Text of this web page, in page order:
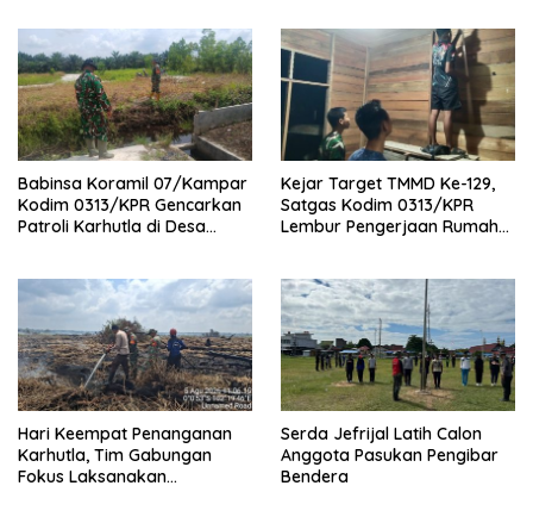
Terap
Desa
Babinsa Koramil 07/Kampar
Kodim 0313/KPR Gencarkan
Patroli Karhutla di Desa
Kejar Target TMMD Ke-129,
Satgas Kodim 0313/KPR
Lembur Pengerjaan Rumah
Hari Keempat Penanganan
Karhutla, Tim Gabungan
Fokus Laksanakan
Serda Jefrijal Latih Calon
Anggota Pasukan Pengibar
Bendera